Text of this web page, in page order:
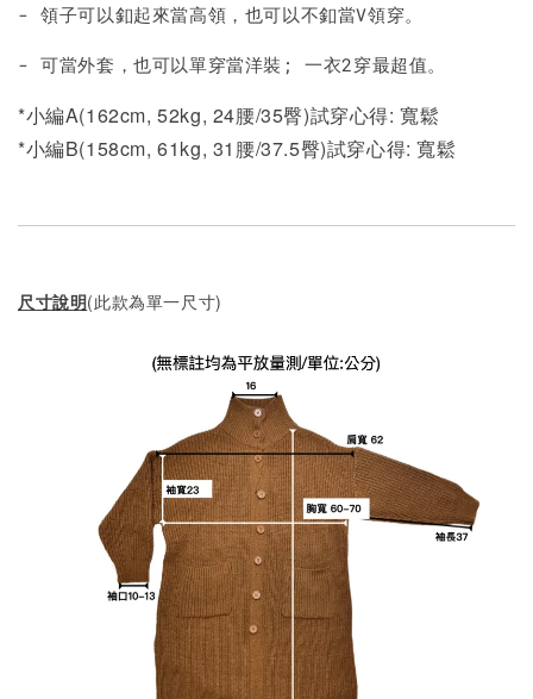
- 領子可以釦起來當高領，也可以不釦當V領穿。
- 可當外套，也可以單穿當洋裝; 一衣2穿最超值。
*小編A(162cm, 52kg, 24腰/35臀)試穿心得: 寬鬆
*小編B(158cm, 61kg, 31腰/37.5臀)試穿心得:寬鬆
尺寸說明(此款為單一尺寸)